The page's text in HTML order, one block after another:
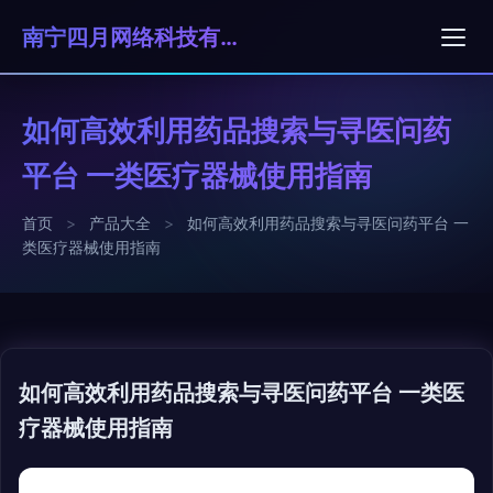
南宁四月网络科技有限责任公司
如何高效利用药品搜索与寻医问药
平台 一类医疗器械使用指南
首页 > 产品大全 >
如何高效利用药品搜索与寻医问药平台 一
类医疗器械使用指南
如何高效利用药品搜索与寻医问药平台 一类医
疗器械使用指南